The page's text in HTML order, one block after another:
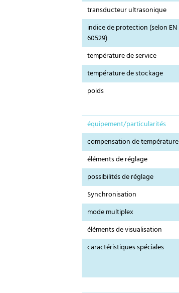
transducteur ultrasonique
indice de protection (selon EN
60529)
température de service
température de stockage
poids
équipement/particularités
compensation de température
éléments de réglage
possibilités de réglage
Synchronisation
mode multiplex
éléments de visualisation
caractéristiques spéciales